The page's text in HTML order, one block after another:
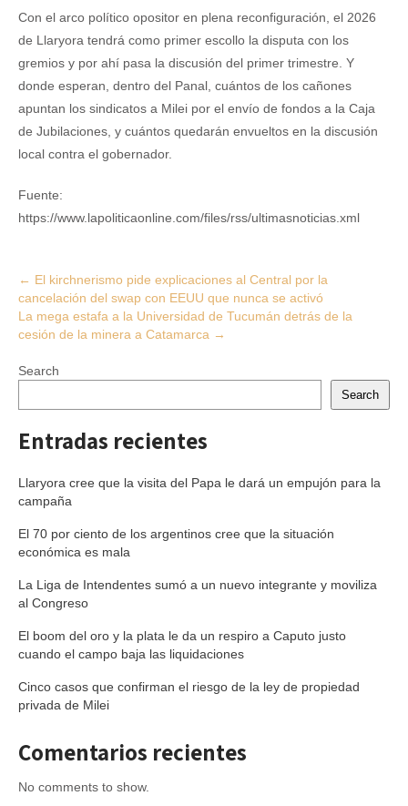
Con el arco político opositor en plena reconfiguración, el 2026
de Llaryora tendrá como primer escollo la disputa con los
gremios y por ahí pasa la discusión del primer trimestre. Y
donde esperan, dentro del Panal, cuántos de los cañones
apuntan los sindicatos a Milei por el envío de fondos a la Caja
de Jubilaciones, y cuántos quedarán envueltos en la discusión
local contra el gobernador.
Fuente:
https://www.lapoliticaonline.com/files/rss/ultimasnoticias.xml
Post
navigation
← El kirchnerismo pide explicaciones al Central por la
cancelación del swap con EEUU que nunca se activó
La mega estafa a la Universidad de Tucumán detrás de la
cesión de la minera a Catamarca →
Search
Search
Entradas recientes
Llaryora cree que la visita del Papa le dará un empujón para la
campaña
El 70 por ciento de los argentinos cree que la situación
económica es mala
La Liga de Intendentes sumó a un nuevo integrante y moviliza
al Congreso
El boom del oro y la plata le da un respiro a Caputo justo
cuando el campo baja las liquidaciones
Cinco casos que confirman el riesgo de la ley de propiedad
privada de Milei
Comentarios recientes
No comments to show.